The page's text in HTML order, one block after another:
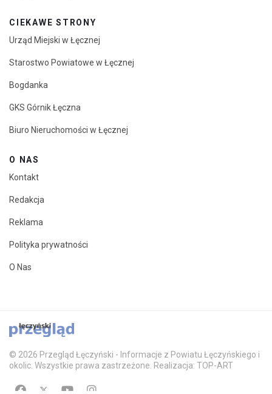
CIEKAWE STRONY
Urząd Miejski w Łęcznej
Starostwo Powiatowe w Łęcznej
Bogdanka
GKS Górnik Łęczna
Biuro Nieruchomości w Łęcznej
O NAS
Kontakt
Redakcja
Reklama
Polityka prywatności
O Nas
© 2026 Przegląd Łęczyński - Informacje z Powiatu Łęczyńskiego i
okolic. Wszystkie prawa zastrzeżone. Realizacja: TOP-ART